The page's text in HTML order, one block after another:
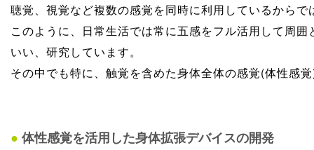
聴覚、視覚など複数の感覚を同時に利用しているからで
このように、日常生活では常に五感をフル活用して周
いい、研究しています。
その中でも特に、触覚を含めた身体全体の感覚(体性感
● 体性感覚を活用した身体拡張デバイスの開発